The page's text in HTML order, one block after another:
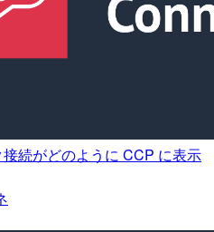
続がどのように CCP に表示